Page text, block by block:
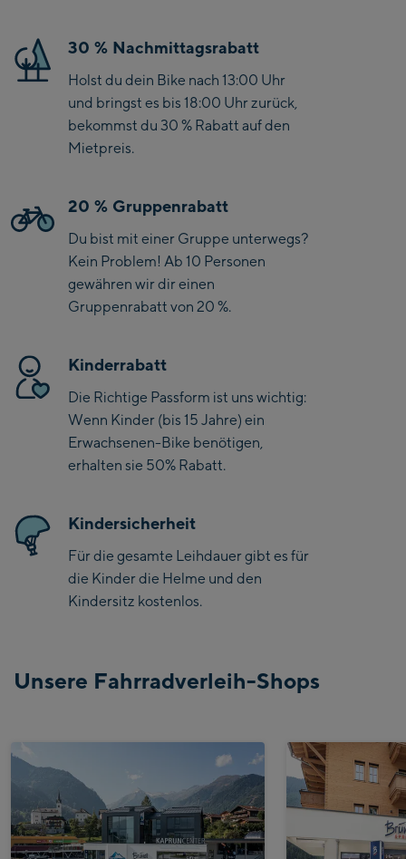
30 % Nachmittagsrabatt
Holst du dein Bike nach 13:00 Uhr
und bringst es bis 18:00 Uhr zurück,
bekommst du 30 % Rabatt auf den
Mietpreis.
20 % Gruppenrabatt
Du bist mit einer Gruppe unterwegs?
Kein Problem! Ab 10 Personen
gewähren wir dir einen
Gruppenrabatt von 20 %.
Kinderrabatt
Die Richtige Passform ist uns wichtig:
Wenn Kinder (bis 15 Jahre) ein
Erwachsenen-Bike benötigen,
erhalten sie 50% Rabatt.
Kindersicherheit
Für die gesamte Leihdauer gibt es für
die Kinder die Helme und den
Kindersitz kostenlos.
Unsere Fahrradverleih-Shops